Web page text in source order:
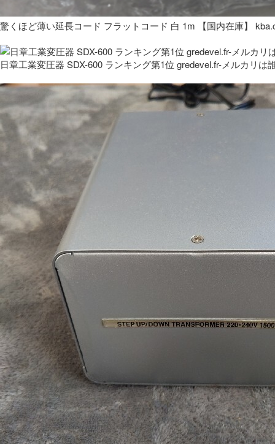
驚くほど薄い延長コード フラットコード 白 1m 【国内在庫】
日章工業変圧器 SDX-600 ランキング第1位 gredevel.fr-メルカリは